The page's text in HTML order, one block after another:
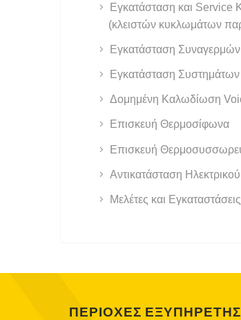
Εγκατάσταση και
(κλειστών κυκλωμάτων
Εγκατάσταση Συναγερμών
Εγκατάσταση
Δομημένη Καλωδίωση
Επισκευή Θερμοσίφωνα
Επισκευή
Αντικατάσταση
Μελέτες και
ΠΕΡΙΟΧΕΣ